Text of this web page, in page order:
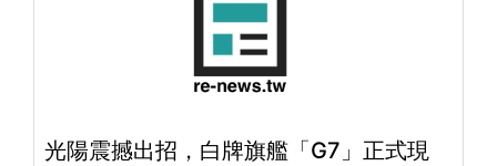
光陽震撼出招，白牌旗艦「G7」正式現